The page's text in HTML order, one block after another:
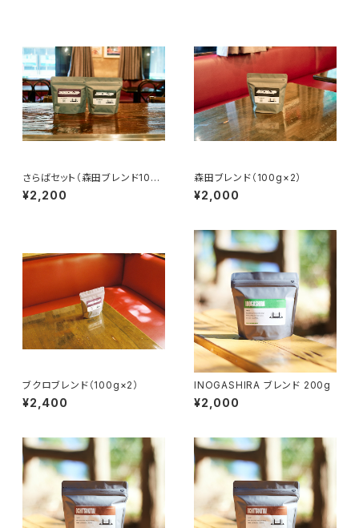
さらばセット（森田ブレンド100
g、ブクロブレンド100g）
¥2,200
森田ブレンド（100g×2）
¥2,000
ブクロブレンド（100g×2）
¥2,400
INOGASHIRA ブレンド 200g
¥2,000